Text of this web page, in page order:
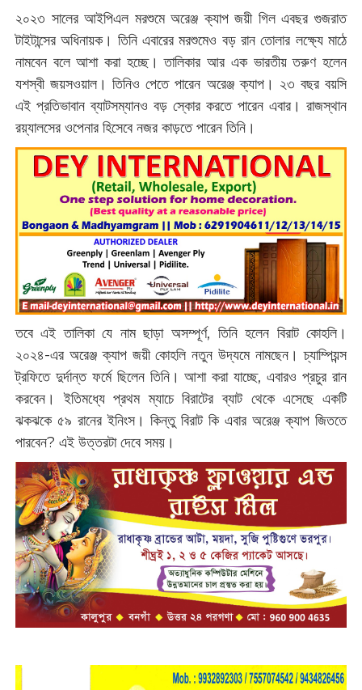
২০২৩ সালের আইপিএল মরশুমে অরেঞ্জ ক্যাপ জয়ী গিল এবছর গুজরাত
টাইটান্সের অধিনায়ক। তিনি এবারের মরশুমেও বড় রান তোলার লক্ষ্যে মাঠে
নামবেন বলে আশা করা হচ্ছে। তালিকার আর এক ভারতীয় তরুণ হলেন
যশস্বী জয়সওয়াল। তিনিও পেতে পারেন অরেঞ্জ ক্যাপ। ২৩ বছর বয়সি
এই প্রতিভাবান ব্যাটসম্যানও বড় স্কোর করতে পারেন এবার। রাজস্থান
রয়্যালসের ওপেনার হিসেবে নজর কাড়তে পারেন তিনি।
তবে এই তালিকা যে নাম ছাড়া অসম্পূর্ণ, তিনি হলেন বিরাট কোহলি।
২০২৪-এর অরেঞ্জ ক্যাপ জয়ী কোহলি নতুন উদ্যমে নামছেন। চ্যাম্পিয়ন্স
ট্রফিতে দুর্দান্ত ফর্মে ছিলেন তিনি। আশা করা যাচ্ছে, এবারও প্রচুর রান
করবেন। ইতিমধ্যে প্রথম ম্যাচে বিরাটের ব্যাট থেকে এসেছে একটি
ঝকঝকে ৫৯ রানের ইনিংস। কিন্তু বিরাট কি এবার অরেঞ্জ ক্যাপ জিততে
পারবেন? এই উত্তরটা দেবে সময়।